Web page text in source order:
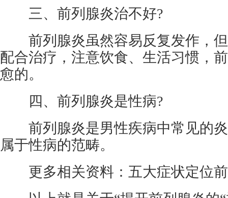
三、前列腺炎治不好?
前列腺炎虽然容易反复发作，但
配合治疗，注意饮食、生活习惯，
愈的。
四、前列腺炎是性病?
前列腺炎是男性疾病中常见的炎
属于性病的范畴。
更多相关资料：五大症状定位